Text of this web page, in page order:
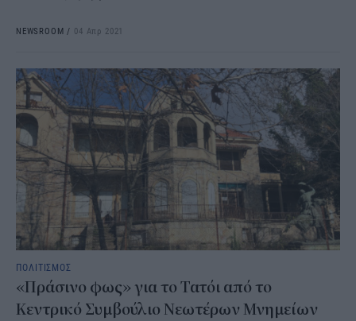
NEWSROOM / 04 Απρ 2021
ΠΟΛΙΤΙΣΜΟΣ
«Πράσινο φως» για το Τατόι από το
Κεντρικό Συμβούλιο Νεωτέρων Μνημείων